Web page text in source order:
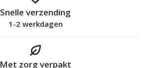
Snelle verzending
1-2 werkdagen
Met zorg verpakt